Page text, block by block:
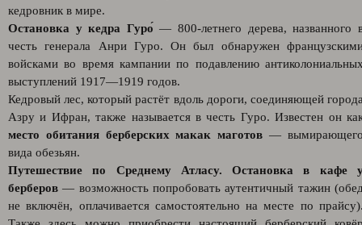
кедровник в мире.
Остановка у кедра Гуро́ — 800-летнего дерева, названного
честь генерала Анри Гуро. Он был обнаружен
войсками во время кампании по подавлению
выступлений 1917—1919 годов.
Кедровый лес, который растёт вдоль дороги, соединяющей
Азру и Ифран, также называется в честь Гуро. Известен он
место обитания берберских макак маготов —
вида обезьян.
Путешествие по Среднему Атласу. Остановка в кафе
берберов — возможность попробовать аутентичный тажин
не включён, оплачивается самостоятельно на месте по